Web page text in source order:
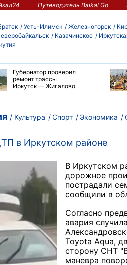
Путеводитель Baikal Go
Усть-Илимск Железногорск
Казачинское
Губернатор проверил
ремонт трассы
Иркутск — Жигалово
Культура Спорт Экономика
в Иркутском районе
В Иркутском
дорожное
пострадали
сообщили в
Согласно
авария
Toyota Aqua,
сторону СНТ
маневра